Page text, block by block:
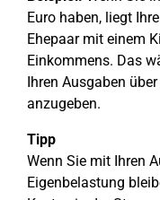
Euro haben, liegt
Ehepaar mit einem
Einkommens. Das
Ihren Ausgaben
anzugeben.
Tipp
Wenn Sie mit Ihren
Eigenbelastung